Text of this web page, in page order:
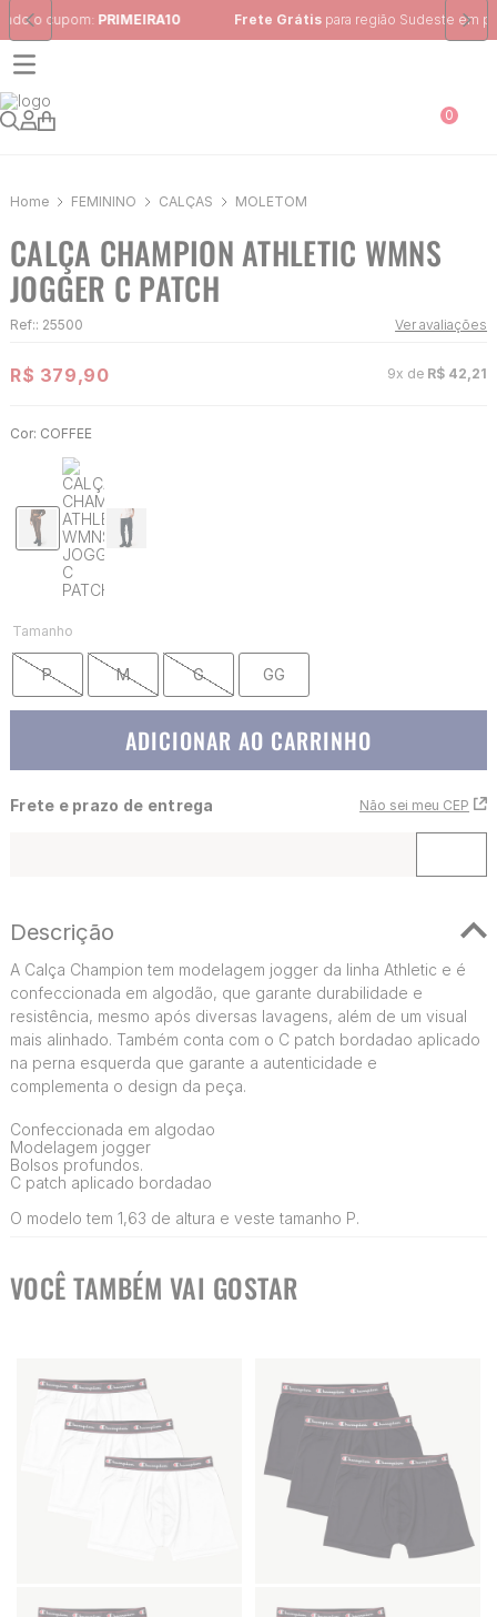
Frete Grátispara região Sudeste em pedidos acima de R$ 399,00
0
FEMININO CALÇAS MOLETOM
CALÇA CHAMPION ATHLETIC WMNS
JOGGER C PATCH
Ref:: 25500 Ver avaliações
R$ 379,90 9x de R$ 42 21
Cor: COFFEE
Tamanho
P M G GG
ADICIONAR AO CARRINHO
Frete e prazo de entrega Não sei meu CEP
Descrição
A Calça Champion tem modelagem jogger da linha Athletic e é
confeccionada em algodão, que garante durabilidade e
resistência, mesmo após diversas lavagens, além de um visual
mais alinhado. Também conta com o C patch bordadao aplicado
na perna esquerda que garante a autenticidade e
complementa o design da peça.
Confeccionada em algodao
Modelagem jogger
Bolsos profundos.
C patch aplicado bordadao
O modelo tem 1,63 de altura e veste tamanho P.
VOCÊ TAMBÉM VAI GOSTAR